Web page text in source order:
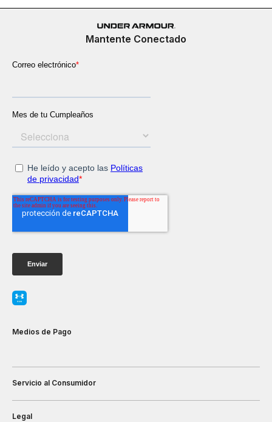
Mantente Conectado
Medios de Pago
Servicio al Consumidor
Legal